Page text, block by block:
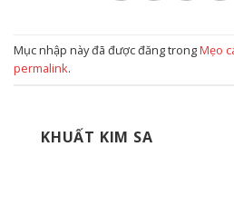
Mục nhập này đã được đăng trongMẹo
permalink.
KHUẤT KIM SA